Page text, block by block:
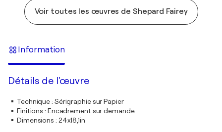
Voir toutes les œuvres de Shepard Fairey
Information
Détails de l'œuvre
Technique: Sérigraphie sur Papier
Finitions : Encadrement sur demande
Dimensions : 24x18,1in